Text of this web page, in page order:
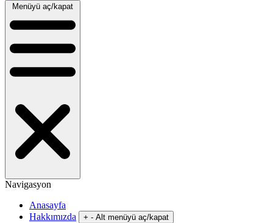
Menüyü aç/kapat
Navigasyon
Anasayfa
Hakkımızda
+ - Alt menüyü aç/kapat